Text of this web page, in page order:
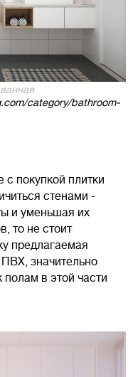
category/bathroom-
покупкой плитки
стенами -
и уменьшая их
то не стоит
предлагаемая
значительно
в этой части